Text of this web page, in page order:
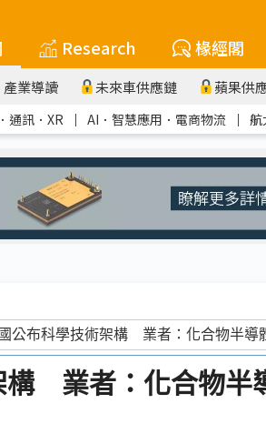
Research 椽經閣
產業導讀 未來車供應鏈 蘋果供
通訊．XR ｜ AI．智慧應用．電商物流 ｜ 航
構 業者：化合物半